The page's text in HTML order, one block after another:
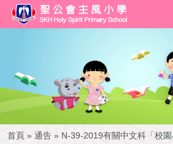
首頁 » 通告 » N-39-2019有關中文科「校